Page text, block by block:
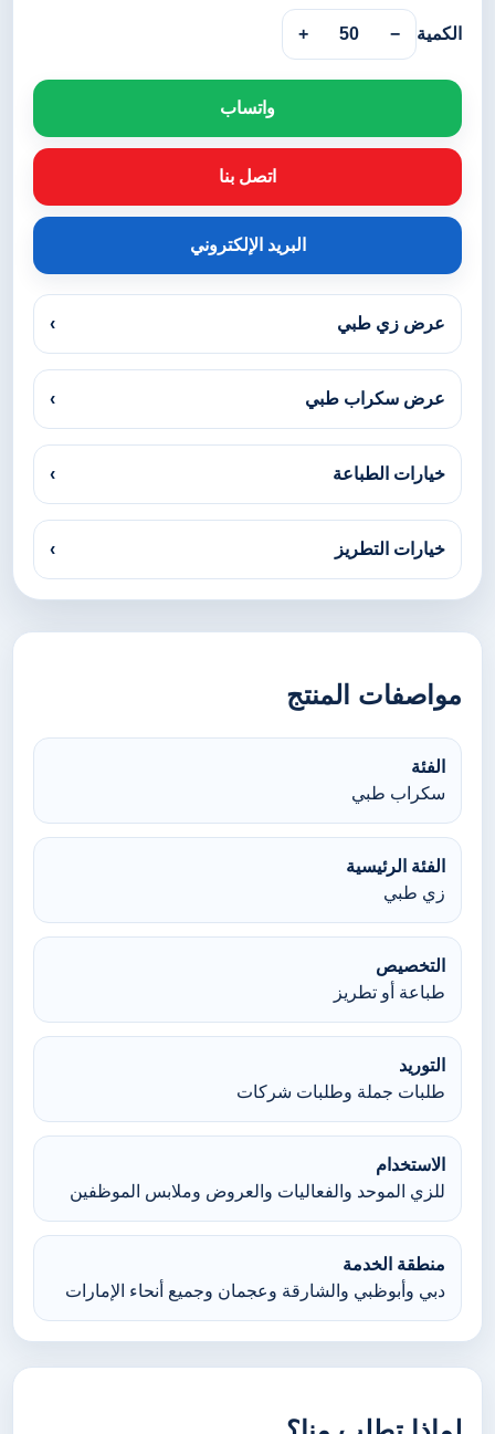
الكمية −
50
+
واتساب
اتصل بنا
البريد الإلكتروني
عرض زي طبي ›
عرض سكراب طبي ›
خيارات الطباعة ›
خيارات التطريز ›
مواصفات المنتج
الفئة
سكراب طبي
الفئة الرئيسية
زي طبي
التخصيص
طباعة أو تطريز
التوريد
طلبات جملة وطلبات شركات
الاستخدام
للزي الموحد والفعاليات والعروض وملابس الموظفين
منطقة الخدمة
دبي وأبوظبي والشارقة وعجمان وجميع أنحاء الإمارات